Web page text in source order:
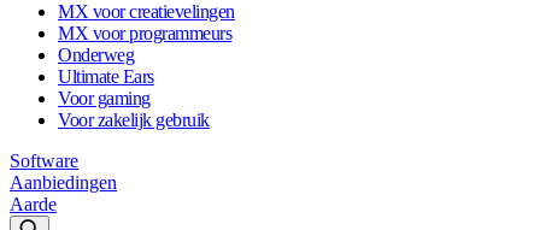
MX voor creatievelingen
MX voor programmeurs
Onderweg
Ultimate Ears
Voor gaming
Voor zakelijk gebruik
Software
Aanbiedingen
Aarde